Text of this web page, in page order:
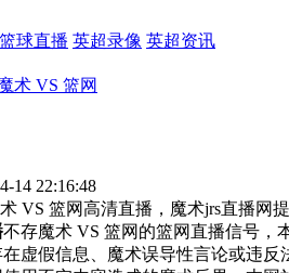
篮球直播 英超录像 英超资讯
术 VS 篮网
14 22:16:48
VS 篮网高清直播，魔术jrs直播网
不存魔术 VS 篮网的篮网直播信号，
虚假信息、魔术误导性言论或违反